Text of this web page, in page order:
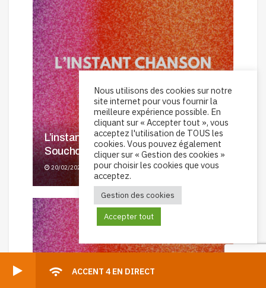
L’instant Chanson Française : Alain
Souchon – La ballade de jim
20/02/2026
ACCENT 4 EN DIRECT
Nous utilisons des cookies sur notre
site internet pour vous fournir la
meilleure expérience possible. En
cliquant sur « Accepter tout », vous
acceptez l'utilisation de TOUS les
cookies. Vous pouvez également
cliquer sur « Gestion des cookies »
pour choisir les cookies que vous
acceptez.
Gestion des cookies
Accepter tout